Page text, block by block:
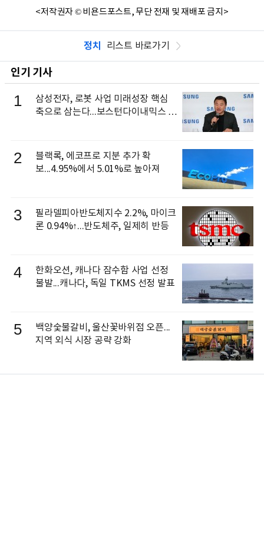
<저작권자 © 비욘드포스트, 무단 전재 및 재배포 금지>
정치 리스트 바로가기
인기 기사
1
삼성전자, 로봇 사업 미래성장 핵심
축으로 삼는다...보스턴다이내믹스 출
2
블랙록, 에코프로 지분 추가 확
보...4.95%에서 5.01%로 높아져
3
필라델피아반도체지수 2.2%, 마이크
론 0.94%↑...반도체주, 일제히 반등
4
한화오션, 캐나다 잠수함 사업 선정
불발...캐나다, 독일 TKMS 선정 발표
5
백양숯불갈비, 울산꽃바위점 오픈...
지역 외식 시장 공략 강화